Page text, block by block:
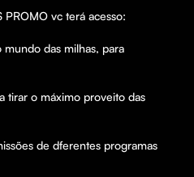
vc terá acesso:
das milhas, para
tirar o máximo proveito das
de dferentes programas